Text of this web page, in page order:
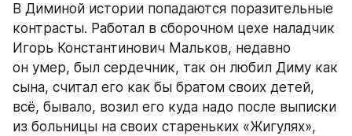
В Диминой истории попадаются поразительные
контрасты. Работал в сборочном цехе наладчик
Игорь Константинович Мальков, недавно
он умер, был сердечник, так он любил Диму как
сына, считал его как бы братом своих детей,
всё, бывало, возил его куда надо после выписки
из больницы на своих стареньких «Жигулях»,